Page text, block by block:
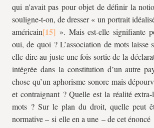
qui n'avait pas pour objet de définir la
souligne-t-on, de dresser « un portrait
américain
». Mais est-elle signifiante
oui, de quoi ? L’association de mots laisse
elle dire au juste une fois sortie de la
intégrée dans la constitution d’un autre
chose qu’un aphorisme sonore mais
et contraignant ? Quelle est la réalité
mots ? Sur le plan du droit, quelle peut
normative – si elle en a une – de cet